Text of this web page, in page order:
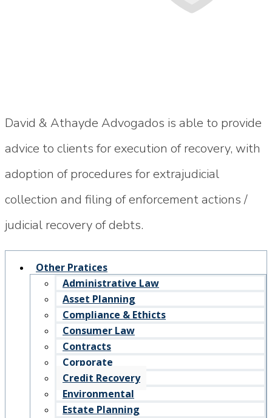
David & Athayde Advogados is able to provide
advice to clients for execution of recovery, with
adoption of procedures for extrajudicial
collection and filing of enforcement actions /
judicial recovery of debts.
Other Pratices
Administrative Law
Asset Planning
Compliance & Ethicts
Consumer Law
Contracts
Corporate
Credit Recovery
Environmental
Estate Planning